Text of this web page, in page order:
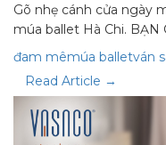
Gõ nhẹ cánh cửa ngày
múa ballet Hà Chi.
đam mêmúa balletván
Read Article →